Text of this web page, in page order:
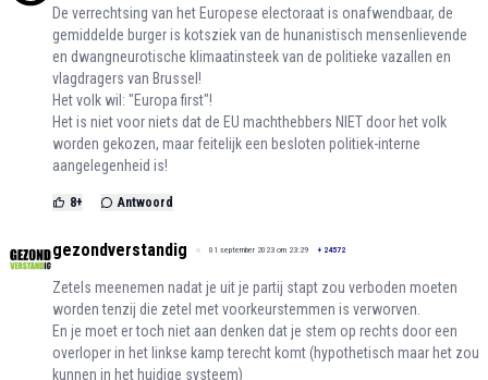
De verrechtsing van het Europese electoraat is onafwendbaar, de
gemiddelde burger is kotsziek van de hunanistisch mensenlievende
en dwangneurotische klimaatinsteek van de politieke vazallen en
vlagdragers van Brussel!
Het volk wil: "Europa first"!
Het is niet voor niets dat de EU machthebbers NIET door het volk
worden gekozen, maar feitelijk een besloten politiek-interne
aangelegenheid is!
8+ Antwoord
gezondverstandig 01 september 2023 om 23:29 + 24572
Zetels meenemen nadat je uit je partij stapt zou verboden moeten
worden tenzij die zetel met voorkeurstemmen is verworven.
En je moet er toch niet aan denken dat je stem op rechts door een
overloper in het linkse kamp terecht komt (hypothetisch maar het zou
kunnen in het huidige systeem)